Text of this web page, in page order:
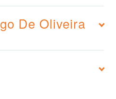
De Oliveira